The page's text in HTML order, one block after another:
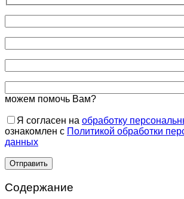
можем помочь Вам?
Я согласен на обработку
ознакомлен с Политикой обработки
данных
Содержание